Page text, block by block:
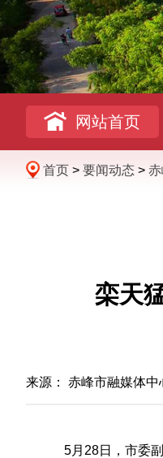
网站首页
首页 > 要闻动态 >
栾天
来源： 赤峰市融媒体中
5月28日，市委